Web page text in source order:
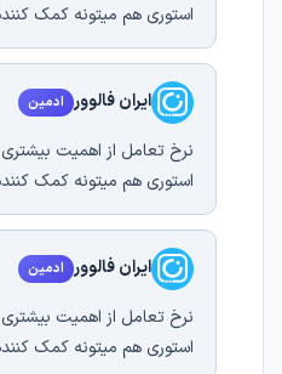
استوری هم میتونه کمک
ایران فالوور ادمین
نرخ تعامل از اهمیت بیشتری
استوری هم میتونه کمک
ایران فالوور ادمین
نرخ تعامل از اهمیت بیشتری
استوری هم میتونه کمک